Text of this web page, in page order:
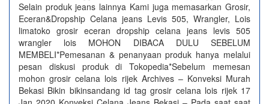
Selain produk jeans lainnya Kami juga memasarkan Grosir,
Eceran&Dropship Celana jeans Levis 505, Wrangler, Lois
limatoko grosir eceran dropship celana jeans levis 505
wrangler lois MOHON DIBACA DULU SEBELUM
MEMBELI*Pemesanan & penanyaan produk hanya melalui
pesan diskusi produk di Tokopedia*Sebelum memesan
mohon grosir celana lois rijek Archives – Konveksi Murah
Bekasi Bikin bikinsandang id tag grosir celana lois rijek 17